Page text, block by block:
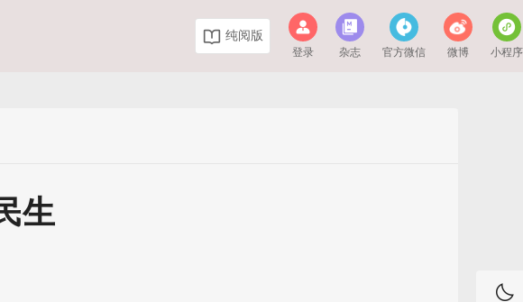
纯阅版
登录 杂志 官方微信 微博 小程序
生